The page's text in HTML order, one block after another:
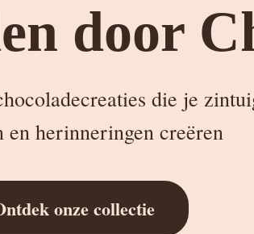
door
die je
en herinneringen creëren
onze collectie